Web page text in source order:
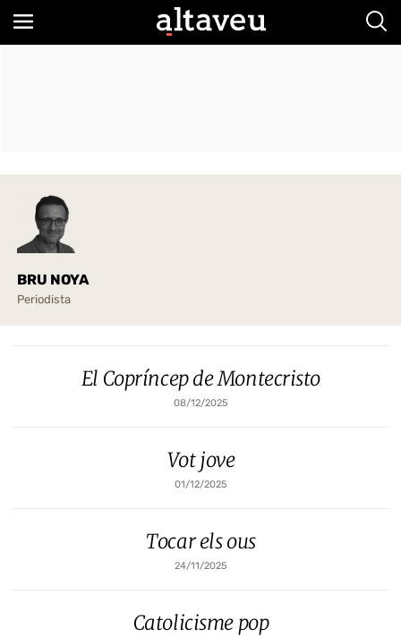
BRU NOYA
Periodista
El Copríncep de Montecristo
08/12/2025
Vot jove
01/12/2025
Tocar els ous
24/11/2025
Catolicisme pop